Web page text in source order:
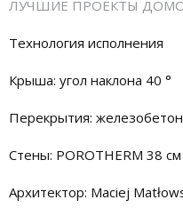
ЛУЧШИЕ ПРОЕКТЫ
Технология исполнения
Крыша: угол наклона 40 °
Перекрытия:
Стены: POROTHERM 38 см
Архитектор: Maciej